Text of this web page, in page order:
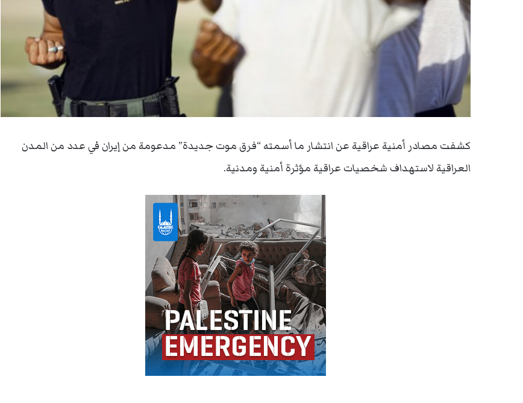
كشفت مصادر أمنية عراقية عن انتشار ما أسمته “فرق موت جديدة” مدعومة من إيران في عدد من المدن
العراقية لاستهداف شخصيات عراقية مؤثرة أمنية ومدنية.